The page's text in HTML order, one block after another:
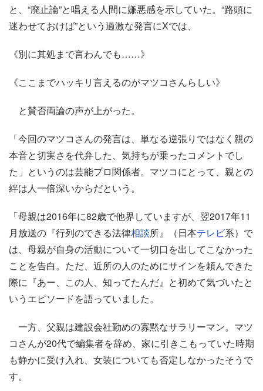
と、“廃止論”と唱える人間に嫌悪感を示していた。“路頭に
迷わせておけば”という過激な発言にXでは、
《別に其処まで言わんでも……》
《ここまでハッキリ言えるのがマツコさんらしい》
と賛否両論の声が上がった。
「今回のマツコさんの発言は、単なる逆張りではなく親の
本音と切実さを代弁した、気持ちが乗ったコメントでし
た」というのは芸能プロ関係者。マツコにとって、親との
絆は人一倍深いからだという。
「母親は2016年に82歳で他界していますが、翌2017年11
月放送の『行列のできる法律相談所』（日本テレビ系）で
は、母親が自身の活動について一切口を出してこなかった
ことを告白。ただ、近所の人のためにサインを頼んできた
際に『あー、この人、知ってたんだ』と初めて気づいたと
いうエピソードを語っていました。
一方、父親は建設会社勤めの寡黙なサラリーマン。マツ
コさんが20代で編集者を辞め、家に引きこもっていた時期
も静かに受け入れ、女装についても否定しなかったそうで
す。